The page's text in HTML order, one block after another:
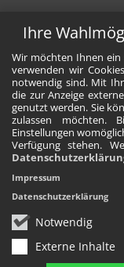
Ihre
Wir möchten Ihnen ein
verwenden wir
notwendig sind. Mit
die zur Anzeige
genutzt werden. Sie
zulassen möchten.
Einstellungen
Verfügung stehen.
Notwendig
Externe Inhalte
Impressum
Datenschutzerklärung